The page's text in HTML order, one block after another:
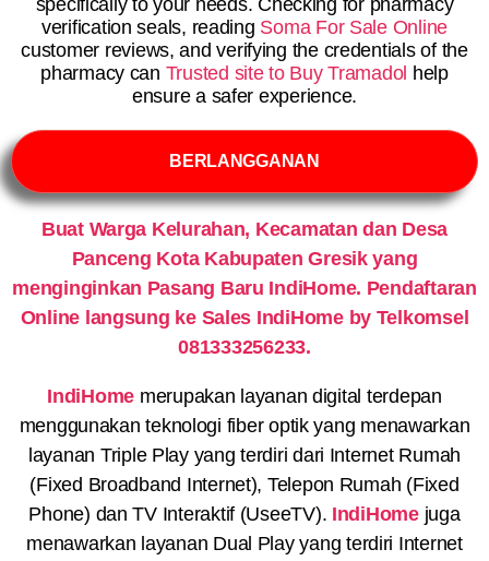
specifically to your needs. Checking for pharmacy
verification seals, reading Soma For Sale Online
customer reviews, and verifying the credentials of the
pharmacy can Trusted site to Buy Tramadol help
ensure a safer experience.
BERLANGGANAN
Buat Warga Kelurahan, Kecamatan dan Desa
Panceng Kota Kabupaten Gresik yang
menginginkan Pasang Baru IndiHome. Pendaftaran
Online langsung ke Sales IndiHome by Telkomsel
081333256233.
IndiHome merupakan layanan digital terdepan
menggunakan teknologi fiber optik yang menawarkan
layanan Triple Play yang terdiri dari Internet Rumah
(Fixed Broadband Internet), Telepon Rumah (Fixed
Phone) dan TV Interaktif (UseeTV). IndiHomejuga
menawarkan layanan Dual Play yang terdiri Internet